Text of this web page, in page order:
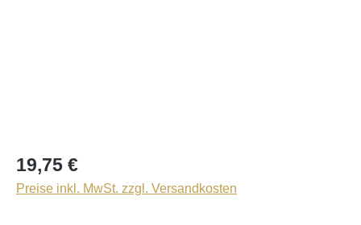
19,75 €
Preise inkl. MwSt. zzgl. Versandkosten